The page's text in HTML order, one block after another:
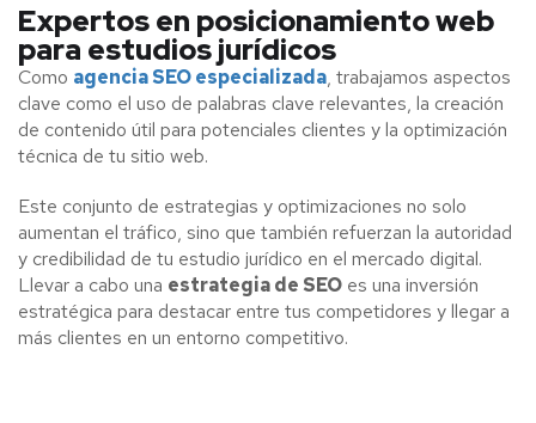
Expertos en posicionamiento web
para estudios jurídicos
Como agencia SEO especializada, trabajamos aspectos
clave como el uso de palabras clave relevantes, la creación
de contenido útil para potenciales clientes y la optimización
técnica de tu sitio web.
Este conjunto de estrategias y optimizaciones no solo
aumentan el tráfico, sino que también refuerzan la autoridad
y credibilidad de tu estudio jurídico en el mercado digital.
Llevar a cabo una estrategia de SEO es una inversión
estratégica para destacar entre tus competidores y llegar a
más clientes en un entorno competitivo.